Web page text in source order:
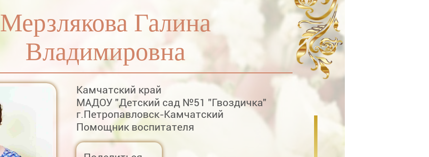
Мерзлякова Галина
Владимировна
Камчатский край
МАДОУ "Детский сад №51 "Гвоздичка"
г.Петропавловск-Камчатский
Помощник воспитателя